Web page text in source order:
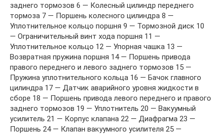
заднего тормозов 6 — Колесный цилиндр переднего
тормоза 7 — Поршень колесного цилиндра 8 —
Уплотнительное кольцо поршня 9 — Тормозной диск 10
— Ограничительный винт хода поршня 11 —
Уплотнительное кольцо 12 — Упорная чашка 13 —
Возвратная пружина поршня 14 — Поршень привода
правого переднего и левого заднего тормозов 15 —
Пружина уплотнительного кольца 16 — Бачок главного
цилиндра 17 — Датчик аварийного уровня жидкости в
сборе 18 — Поршень привода левого переднего и правого
заднего тормозов 19 — Уплотнитель 20 — Вакуумный
усилитель 21 — Корпус клапана 22 — Диафрагма 23 —
Поршень 24 — Клапан вакуумного усилителя 25 —